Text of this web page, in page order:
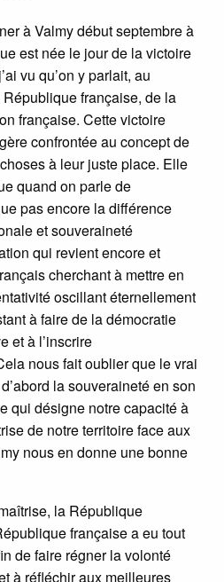
à Valmy début septembre à
est née le jour de la victoire
vu qu’on y parlait, au
française, de la
française. Cette victoire
confrontée au concept de
à leur juste place. Elle
quand on parle de
pas encore la différence
et souveraineté
qui revient encore et
cherchant à mettre en
oscillant éternellement
à faire de la démocratie
et à l’inscrire
nous fait oublier que le vrai
la souveraineté en son
qui désigne notre capacité à
de notre territoire face aux
nous en donne une bonne
la République
française a eu tout
de faire régner la volonté
à réfléchir aux meilleures